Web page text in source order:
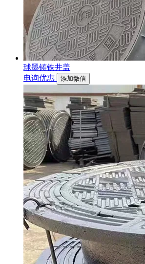
球墨铸铁井盖
电询优惠
添加微信